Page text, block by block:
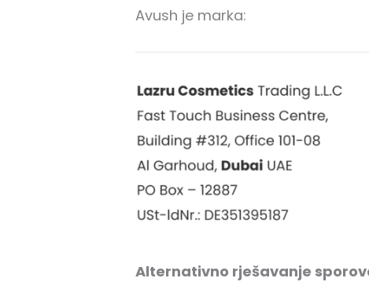
Avush je marka:
Alternativno rješavanje